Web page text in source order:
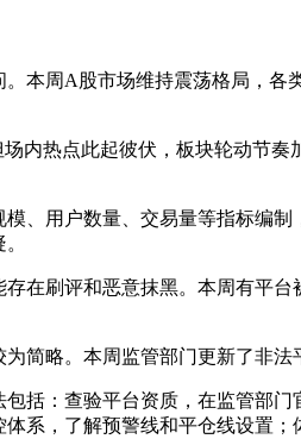
本周A股市场维持震荡格局，各
内热点此起彼伏，板块轮动节
、用户数量、交易量等指标编
在刷评和恶意抹黑。本周有平
简略。本周监管部门更新了非法
括：查验平台资质，在监管部
系，了解预警线和平仓线设置；